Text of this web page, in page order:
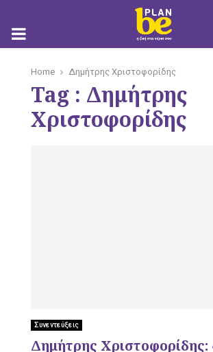
M
Home Δημήτρης Χριστοφορίδης
Tag : Δημήτρης
Χριστοφορίδης
Συνεντεύξεις
Δημήτρης